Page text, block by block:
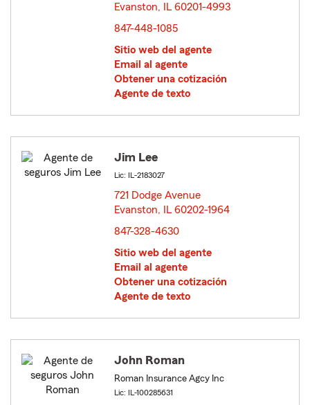
Evanston, IL 60201-4993
847-448-1085
Sitio web del agente
Email al agente
Obtener una cotización
Agente de texto
Jim Lee
Lic: IL-2183027
721 Dodge Avenue
Evanston, IL 60202-1964
847-328-4630
Sitio web del agente
Email al agente
Obtener una cotización
Agente de texto
John Roman
Roman Insurance Agcy Inc
Lic: IL-100285631